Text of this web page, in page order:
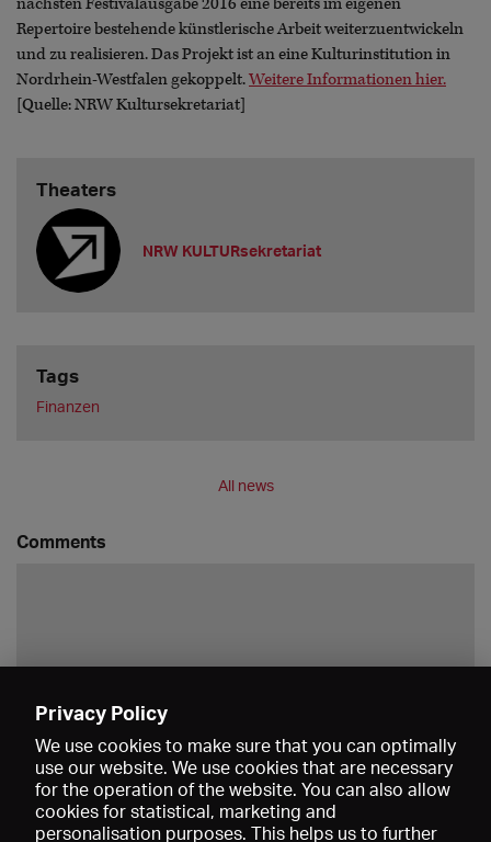
Repertoire bestehende künstlerische Arbeit weiterzuentwickeln
und zu realisieren. Das Projekt ist an eine Kulturinstitution in
Nordrhein-Westfalen gekoppelt.Weitere Informationen hier.
[Quelle: NRW Kultursekretariat]
Theaters
NRW KULTURsekretariat
Tags
Finanzen
All news
Comments
Privacy Policy
We use cookies to make sure that you can optimally
use our website. We use cookies that are necessary
for the operation of the website. You can also allow
cookies for statistical, marketing and
personalisation purposes. This helps us to further